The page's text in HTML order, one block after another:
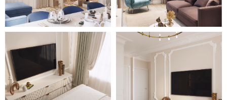
площадь квартиры позволила
создать ванную и санузел с
постирочной зоной для
удобства хозяев.
Отличительной особенностью